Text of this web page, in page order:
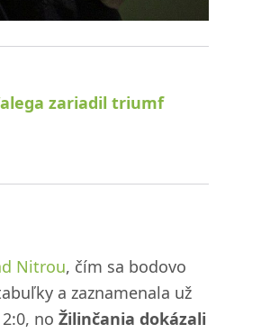
zariadil triumf
Nitrou, čím sa bodovo
a zaznamenala už
no Žilinčania dokázali